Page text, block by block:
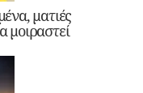
ματιές
μοιραστεί